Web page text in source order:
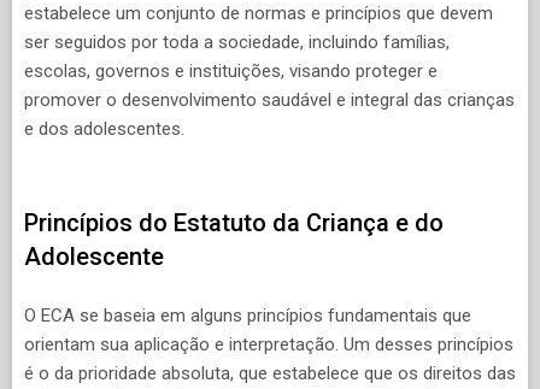
estabelece um conjunto de normas e princípios que devem
ser seguidos por toda a sociedade, incluindo famílias,
escolas, governos e instituições, visando proteger e
promover o desenvolvimento saudável e integral das crianças
e dos adolescentes.
Princípios do Estatuto da Criança e do
Adolescente
O ECA se baseia em alguns princípios fundamentais que
orientam sua aplicação e interpretação. Um desses princípios
é o da prioridade absoluta, que estabelece que os direitos das